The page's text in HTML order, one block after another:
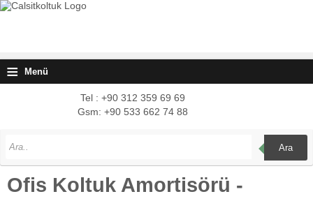
≡ Menü
Tel : +90 312 359 69 69
Gsm: +90 533 662 74 88
Ara
Ofis Koltuk Amortisörü -